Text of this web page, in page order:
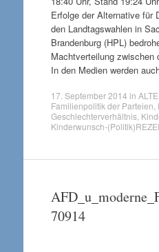
Erfolge der Alternative für
den Landtagswahlen in
Brandenburg (HPL)
Machtverteilung zwischen
In den Medien werden
17. September 2014 in
Familienpolitik der Parteien
Geschlechterverhältnis,
Kinderwunsch-
70914